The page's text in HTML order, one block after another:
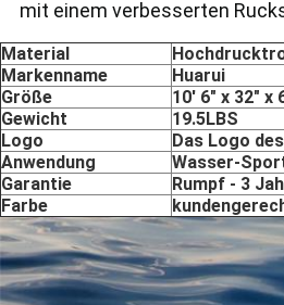
mit einem verbesserten
Material
Markenname
Huarui
Größe
10' 6" x 32" x
Gewicht
19.5LBS
Logo
Das Logo
Anwendung
Wasser-
Garantie
Rumpf - 3
Farbe